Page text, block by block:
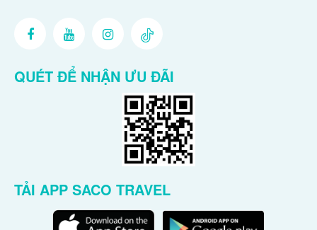
QUÉT ĐỂ NHẬN ƯU ĐÃI
TẢI APP SACO TRAVEL